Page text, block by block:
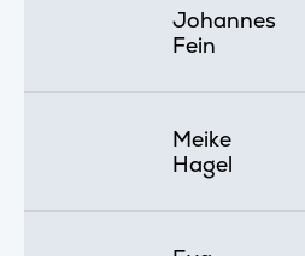
Johannes
Fein
Meike
Hagel